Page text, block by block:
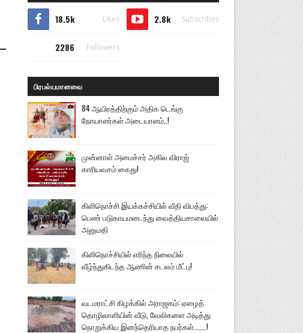
18.5k Likes 2.8k Subscribes
2286 Followers
பிரபல்யமானவை
84 ஆயிரத்திற்கும் அதிக டெங்கு
நோயாளர்கள் அடையாளம்..!
முன்னாள் அமைச்சர் அகில விராஜ்
காரியவசம் கைது!
கிளிநொச்சி இயக்கச்சியில் வீதி விபத்து:
பெண் படுகாயமடைந்து வைத்தியசாலையில்
அனுமதி
கிளிநொச்சியில் எரிந்த நிலையில்
வீழ்ந்துகிடந்த ஆணின் சடலம் மீட்பு!
வடமராட்சி கிழக்கில் அராஜகம்: ஏழைத்
தொழிலாளியின் வீடு, வேலிகளை அடித்து
நொறுக்கிய இனந்தெரியாத நபர்கள்.......!